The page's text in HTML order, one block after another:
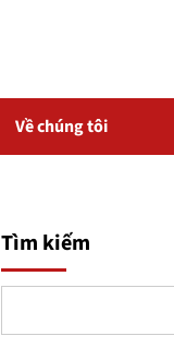
Về chúng tôi
Tìm kiếm